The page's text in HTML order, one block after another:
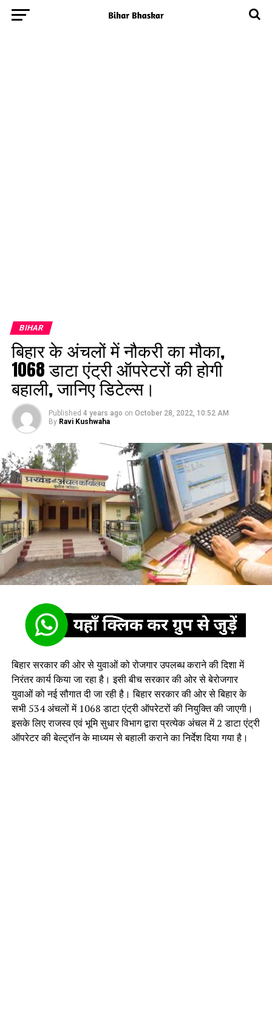
BIHAR
बिहार के अंचलों में नौकरी का मौका,
1068 डाटा एंट्री ऑपरेटरों की होगी
बहाली, जानिए डिटेल्स।
Published 4 years ago on October 28, 2022, 10:52 AM
By Ravi Kushwaha
बिहार सरकार की ओर से युवाओं को रोजगार उपलब्ध कराने की दिशा में
निरंतर कार्य किया जा रहा है। इसी बीच सरकार की ओर से बेरोजगार
युवाओं को नई सौगात दी जा रही है। बिहार सरकार की ओर से बिहार के
सभी 534 अंचलों में 1068 डाटा एंट्री ऑपरेटरों की नियुक्ति की जाएगी।
इसके लिए राजस्व एवं भूमि सुधार विभाग द्वारा प्रत्येक अंचल में 2 डाटा एंट्री
ऑपरेटर की बेल्ट्राॅन के माध्यम से बहाली कराने का निर्देश दिया गया है।